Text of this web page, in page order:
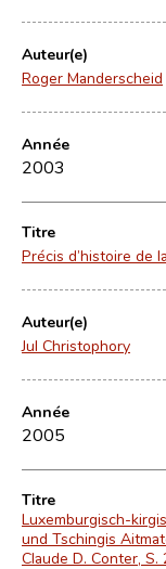
Auteur(e)
Roger Manderscheid
Année
2003
Titre
Précis d’histoire de
Auteur(e)
Jul Christophory
Année
2005
Titre
Luxemburgisch-
und Tschingis
Claude D. Conter,